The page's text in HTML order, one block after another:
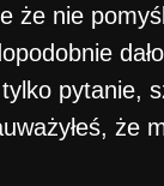
że nie
pytanie,
że